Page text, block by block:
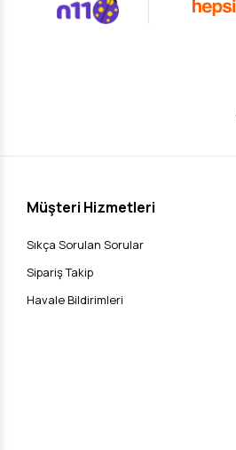
Müşteri Hizmetleri
Sıkça Sorulan Sorular
Sipariş Takip
Havale Bildirimleri